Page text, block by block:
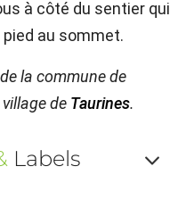
à côté du sentier qui
au sommet.
la commune de
de Taurines.
Labels